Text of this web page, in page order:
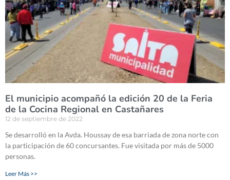
El municipio acompañó la edición 20 de la Feria
de la Cocina Regional en Castañares
12 de septiembre de 2022
Se desarrolló en la Avda. Houssay de esa barriada de zona norte con
la participación de 60 concursantes. Fue visitada por más de 5000
personas.
Leer Más >>